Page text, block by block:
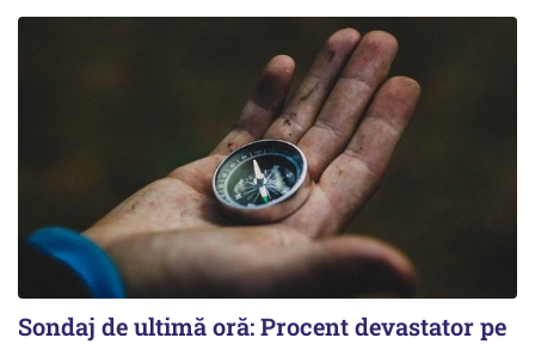
Sondaj de ultimă oră: Procent devastator pe